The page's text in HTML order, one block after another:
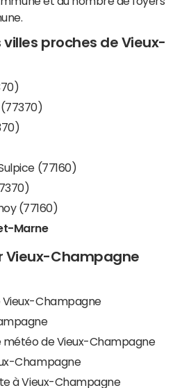
villes proches de Vieux-
(77160)
(77160)
Marne
Vieux-Champagne
Champagne
météo de Vieux-Champagne
Champagne
à Vieux-Champagne